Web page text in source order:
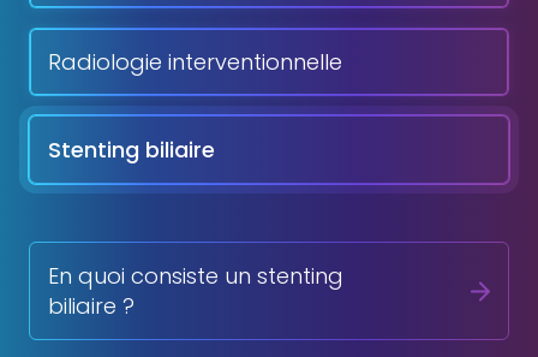
Radiologie interventionnelle
Stenting biliaire
En quoi consiste un stenting
biliaire ?